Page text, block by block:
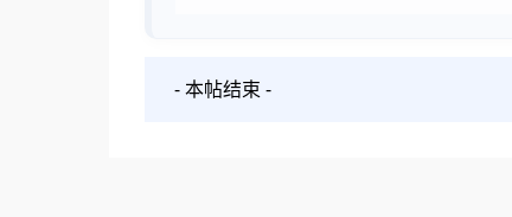
- 本帖结束 -